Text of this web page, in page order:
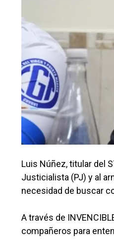
Luis Núñez, titular del
Justicialista (PJ) y al
necesidad de buscar
A través de
compañeros para